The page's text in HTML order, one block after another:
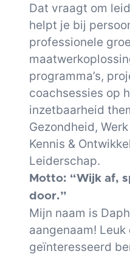
Dat vraagt om
helpt je bij
professionele
programma’s,
coachsessies op
inzetbaarheid
Gezondheid,
Kennis &
Leiderschap.
Motto: “Wijk af,
door.”
Mijn naam is
aangenaam! Leuk
geïnteresseerd